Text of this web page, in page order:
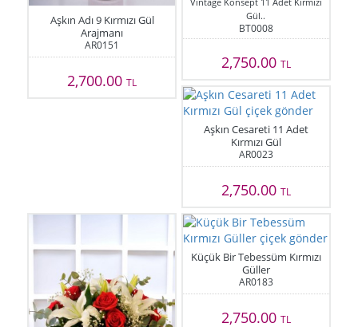
Aşkın Adı 9 Kırmızı Gül
Arajmanı
AR0151
2,700.00TL
Gül..
BT0008
2,750.00 TL
Aşkın Cesareti 11 Adet
Kırmızı Gül
AR0023
2,750.00 TL
Küçük Bir Tebessüm Kırmızı
Güller
AR0183
2,750.00 TL